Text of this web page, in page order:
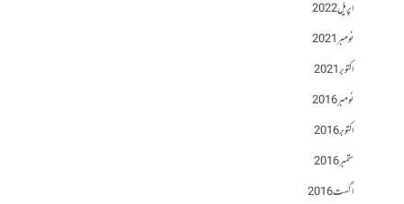
اپریل 2022
نومبر 2021
اکتوبر 2021
نومبر 2016
اکتوبر 2016
ستمبر 2016
اگست 2016